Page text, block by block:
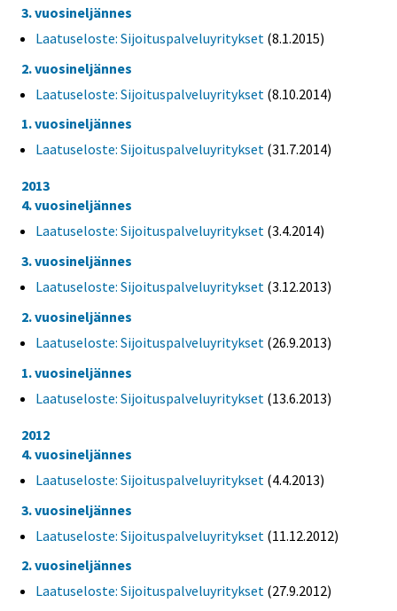
3. vuosineljännes
Laatuseloste: Sijoituspalveluyritykset (8.1.2015)
2. vuosineljännes
Laatuseloste: Sijoituspalveluyritykset (8.10.2014)
1. vuosineljännes
Laatuseloste: Sijoituspalveluyritykset (31.7.2014)
2013
4. vuosineljännes
Laatuseloste: Sijoituspalveluyritykset (3.4.2014)
3. vuosineljännes
Laatuseloste: Sijoituspalveluyritykset (3.12.2013)
2. vuosineljännes
Laatuseloste: Sijoituspalveluyritykset (26.9.2013)
1. vuosineljännes
Laatuseloste: Sijoituspalveluyritykset (13.6.2013)
2012
4. vuosineljännes
Laatuseloste: Sijoituspalveluyritykset (4.4.2013)
3. vuosineljännes
Laatuseloste: Sijoituspalveluyritykset (11.12.2012)
2. vuosineljännes
Laatuseloste: Sijoituspalveluyritykset (27.9.2012)